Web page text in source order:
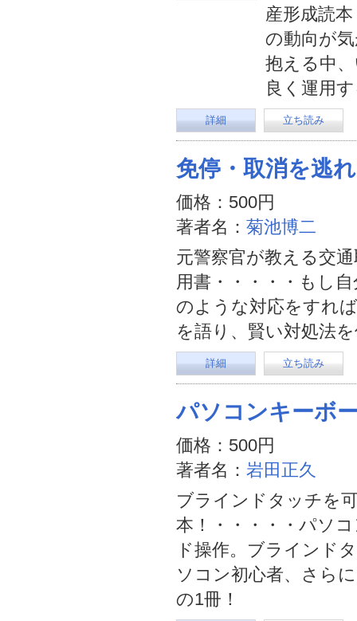
産形成読
の動向が
抱える中
良く運用
詳細 立ち読み
免停・取消を逃
価格：500円
著者名： 菊池博二
元警察官が教える交
用書・・・・・もし
のような対応をすれ
を語り、賢い対処法
詳細 立ち読み
パソコンキーボ
価格：500円
著者名： 岩田正久
ブラインドタッチを
本！・・・・・パソ
ド操作。ブラインド
ソコン初心者、さら
の1冊！